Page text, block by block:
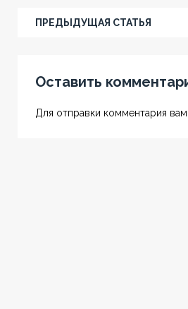
ПРЕДЫДУЩАЯ СТАТЬЯ
Оставить
Для отправки комментария